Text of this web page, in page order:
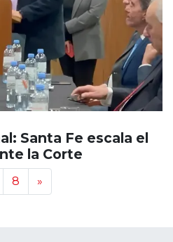
Santa Fe escala el
la Corte
noticias
8 »